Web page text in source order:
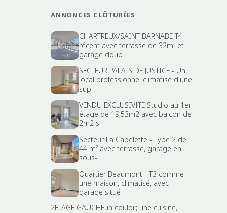
ANNONCES CLÔTURÉES
CHARTREUX/SAINT BARNABE T4
récent avec terrasse de 32m² et
garage doub
SECTEUR PALAIS DE JUSTICE - Un
local professionnel climatisé d'une
sup
VENDU EXCLUSIVITE Studio au 1er
étage de 19,53m2 avec balcon de
2m2 si
Secteur La Capelette - Type 2 de
44 m² avec terrasse, garage en
sous-
Quartier Beaumont - T3 comme
une maison, climatisé, avec
garage situé
2ETAGE GAUCHEun couloir, une cuisine,